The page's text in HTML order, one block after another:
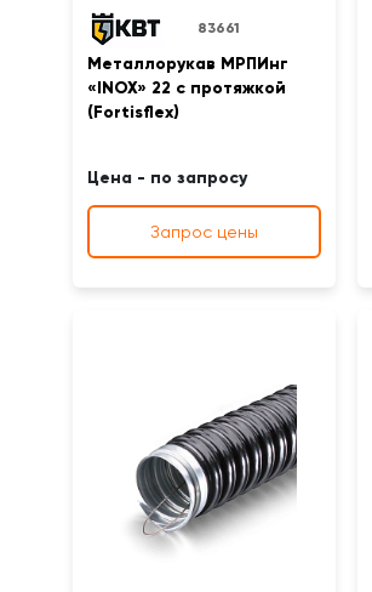
83661
Металлорукав МРПИнг
«INOX» 22 с протяжкой
(Fortisflex)
Цена - по запросу
Запрос цены